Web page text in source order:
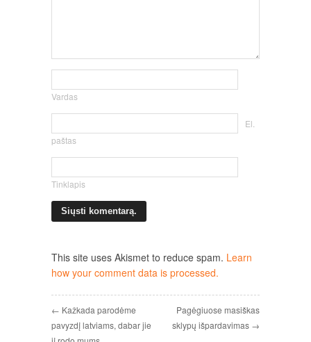
Vardas
El.
paštas
Tinklapis
This site uses Akismet to reduce spam. Learn
how your comment data is processed.
← Kažkada parodėme
pavyzdį latviams, dabar jie
Pagėgiuose masiškas
sklypų išpardavimas →